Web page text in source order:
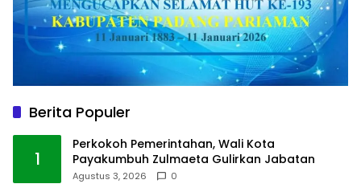
Berita Populer
1
Perkokoh Pemerintahan, Wali Kota
Payakumbuh Zulmaeta Gulirkan Jabatan
Agustus 3, 2026 0